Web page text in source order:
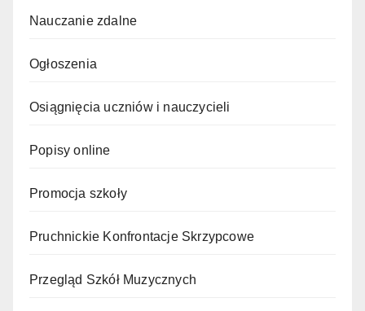
Nauczanie zdalne
Ogłoszenia
Osiągnięcia uczniów i nauczycieli
Popisy online
Promocja szkoły
Pruchnickie Konfrontacje Skrzypcowe
Przegląd Szkół Muzycznych